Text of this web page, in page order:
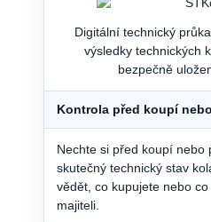
Digitální technický
výsledky technických
bezpečně
Kontrola před koupí
Nechte si před koupí nebo
skutečný technický stav
vědět, co kupujete nebo
majiteli.